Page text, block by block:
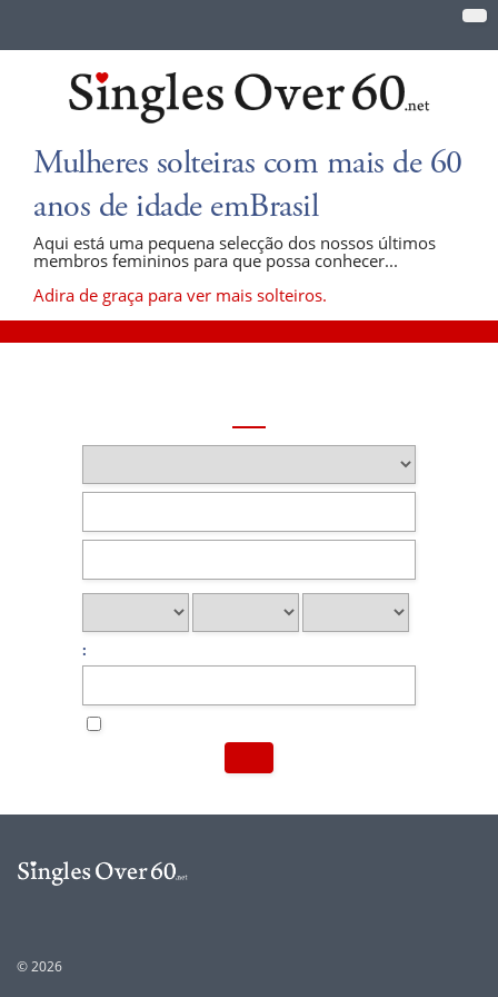
Mulheres solteiras com mais de 60
anos de idade emBrasil
Aqui está uma pequena selecção dos nossos últimos
membros femininos para que possa conhecer...
Adira de graça para ver mais solteiros.
:
© 2026